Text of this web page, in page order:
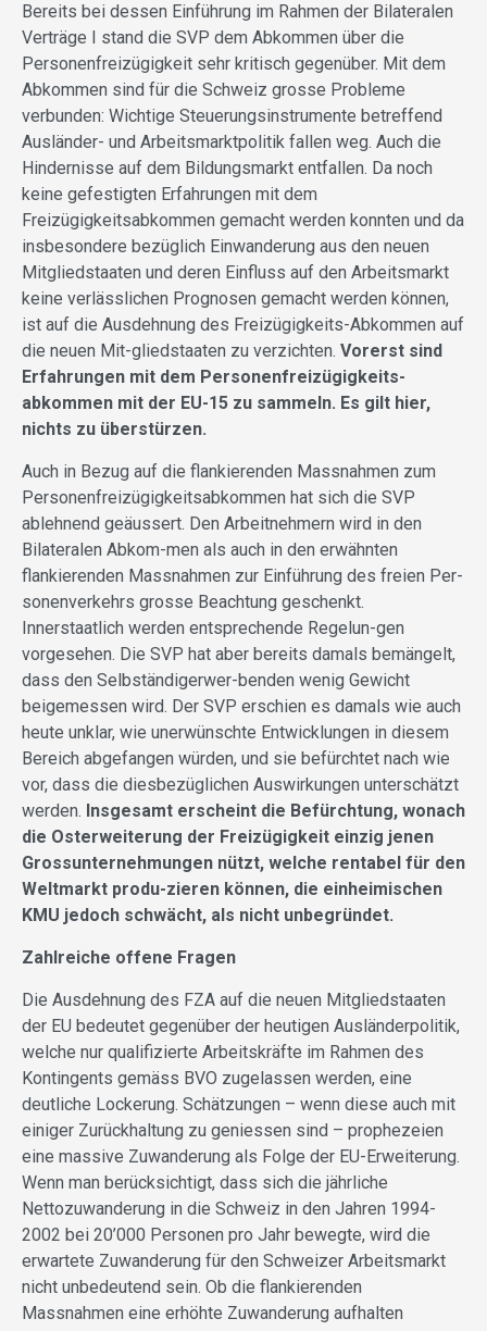
Bereits bei dessen Einführung im Rahmen der Bilateralen
Verträge I stand die SVP dem Abkommen über die
Personenfreizügigkeit sehr kritisch gegenüber. Mit dem
Abkommen sind für die Schweiz grosse Probleme
verbunden: Wichtige Steuerungsinstrumente betreffend
Ausländer- und Arbeitsmarktpolitik fallen weg. Auch die
Hindernisse auf dem Bildungsmarkt entfallen. Da noch
keine gefestigten Erfahrungen mit dem
Freizügigkeitsabkommen gemacht werden konnten und da
insbesondere bezüglich Einwanderung aus den neuen
Mitglied­staaten und deren Einfluss auf den Arbeitsmarkt
keine verlässlichen Prognosen gemacht werden können,
ist auf die Ausdehnung des Freizügigkeits-Abkommen auf
die neuen Mit-gliedstaaten zu verzichten. Vorerst sind
Erfahrungen mit dem Personenfreizügigkeits-
abkommen mit der EU-15 zu sammeln. Es gilt hier,
nichts zu überstürzen.
Auch in Bezug auf die flankierenden Massnahmen zum
Personenfreizügigkeitsabkommen hat sich die SVP
ablehnend geäussert. Den Arbeitnehmern wird in den
Bilateralen Abkom-men als auch in den erwähnten
flankierenden Massnahmen zur Einführung des freien Per-
sonenverkehrs grosse Beachtung geschenkt.
Innerstaatlich werden entsprechende Regelun-gen
vorgesehen. Die SVP hat aber bereits damals bemängelt,
dass den Selbständigerwer-benden wenig Gewicht
beigemessen wird. Der SVP erschien es damals wie auch
heute unklar, wie unerwünschte Entwicklungen in diesem
Bereich abgefangen würden, und sie befürchtet nach wie
vor, dass die diesbezüglichen Auswirkungen unterschätzt
werden. Insgesamt erscheint die Befürchtung, wonach
die Osterweiterung der Freizügigkeit einzig jenen
Grossunternehmungen nützt, welche rentabel für den
Weltmarkt produ-zieren können, die einheimischen
KMU jedoch schwächt, als nicht unbegründet.
Zahlreiche offene Fragen
Die Ausdehnung des FZA auf die neuen Mitgliedstaaten
der EU bedeutet gegenüber der heutigen Ausländerpolitik,
welche nur qualifizierte Arbeitskräfte im Rahmen des
Kontingents gemäss BVO zugelassen werden, eine
deutliche Lockerung. Schätzungen – wenn diese auch mit
einiger Zurückhaltung zu geniessen sind – prophezeien
eine massive Zuwanderung als Folge der EU-Erweiterung.
Wenn man berücksichtigt, dass sich die jährliche
Nettozuwanderung in die Schweiz in den Jahren 1994-
2002 bei 20’000 Personen pro Jahr bewegte, wird die
erwartete Zuwanderung für den Schweizer Arbeitsmarkt
nicht unbedeutend sein. Ob die flankierenden
Massnahmen eine erhöhte Zuwanderung aufhalten